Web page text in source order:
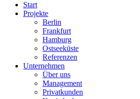
Start
Projekte
Berlin
Frankfurt
Hamburg
Ostseeküste
Referenzen
Unternehmen
Über uns
Management
Privatkunden